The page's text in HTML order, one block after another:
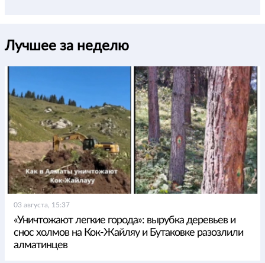
Лучшее за неделю
03 августа, 15:37
«Уничтожают легкие города»: вырубка деревьев и
снос холмов на Кок-Жайляу и Бутаковке разозлили
алматинцев